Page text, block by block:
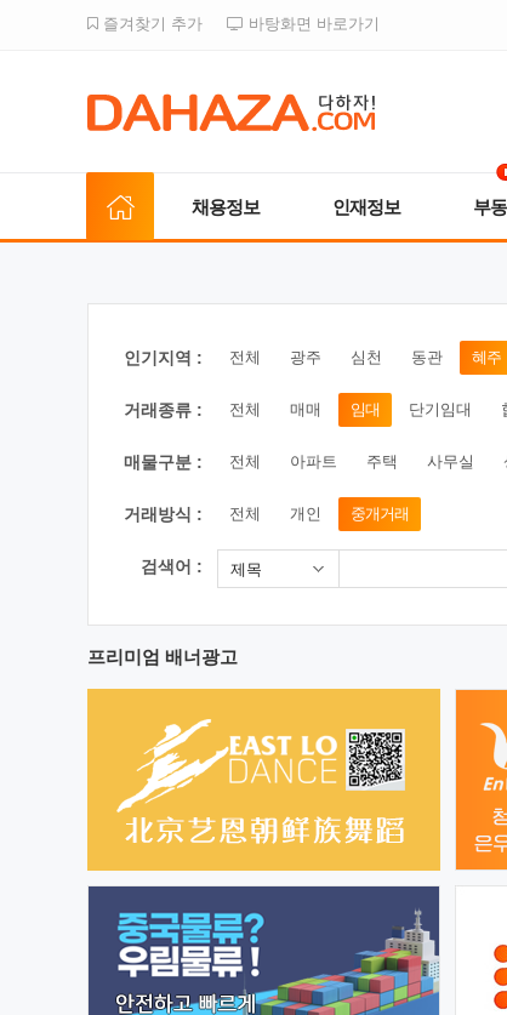
즐겨찾기 추가 바탕화면 바로가기
채용정보 인재정보 부
인기지역 : 전체 광주 심천 동관 혜주
거래종류 : 전체 매매 임대 단기임대
매물구분 : 전체 아파트 주택 사무실
거래방식 : 전체 개인 중개거래
검색어 : 제목
프리미엄 배너광고